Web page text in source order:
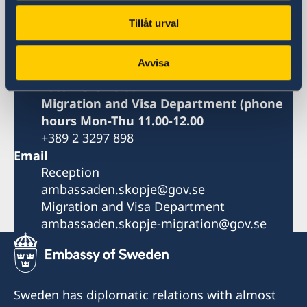
Tillåt urval
Avvisa
North Macedonia
Phone
+389 2 329 78 80
Migration and Visa Department (phone
hours Mon-Thu 11.00-12.00
+389 2 3297 898
Email
Reception
ambassaden.skopje@gov.se
Migration and Visa Department
ambassaden.skopje-migration@gov.se
Sweden has diplomatic relations with almost